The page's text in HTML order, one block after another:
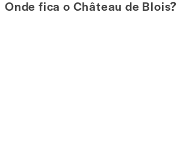
Onde fica o Château de Blois?